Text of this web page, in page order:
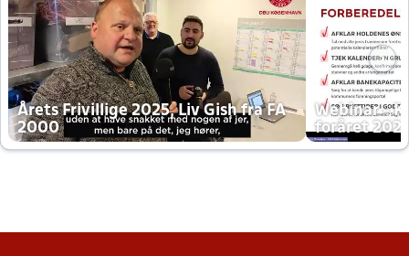
Årets Frivillige 2025, Liv Gish fra FA
2000
Webinar -
foråret